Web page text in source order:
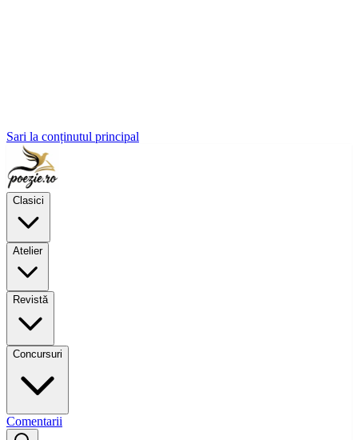
Sari la conținutul principal
Clasici
Atelier
Revistă
Concursuri
Comentarii